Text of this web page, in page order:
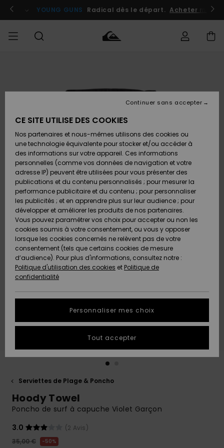
l'information
le
Se connecter / s'inscrire
YOUNG GUNS Radical dès le départ. Acheter
Chaussures
& Tongs
Surf
Snow
Nouveautés
A
Découvrir
Chaussures
& Tongs
Surf
Snow
Nouveautés
A
Découvrir
FEMME
A
Découvrir
Snow
SURF
Homme
Surf
Shop
Enfant
Highlights
Communauté
SNOW
Homme
Snow
Shop
Enfant
Snow
Shop
Femme
A
Découvrir
Communauté
OUTLET
Enfant
Outlet
Femme
AIDE &
CONTACT
Retours
Paiement
Carte
Cadeau
Quiksilver
Freedom
Protection
des
tailles
conversation
obtenir la
plus rapide
à votre
question.
Démarrer
MAGASINS
QUIKSILVER
Serviettes de Plage & Poncho
Hoody Towel
Poncho de surf à capuche Violet Garçon
3.0
(2 Avis)
35,00 €
50%
CE SITE UTILISE DES COOKIES
Nos partenaires et nous-mêmes utilisons des cookies ou
une technologie équivalente pour stocker et/ou accéder à
des informations sur votre appareil. Ces informations
personnelles (comme vos données de navigation et votre
adresse IP) peuvent être utilisées pour vous présenter des
publications et du contenu personnalisés ; pour mesurer la
performance publicitaire et du contenu ; pour personnaliser
les publicités ; et en apprendre plus sur leur audience ; pour
développer et améliorer les produits de nos partenaires.
Vous pouvez paramétrer vos choix pour accepter ou non les
cookies soumis à votre consentement, ou vous y opposer
lorsque les cookies concernés ne relèvent pas de votre
consentement (tels que certains cookies de mesure
d’audience). Pour plus d'informations, consultez notre :
Politique d'utilisation des cookies et Politique de
confidentialité
Personnaliser mes choix
Continuer sans accepter
Tout accepter